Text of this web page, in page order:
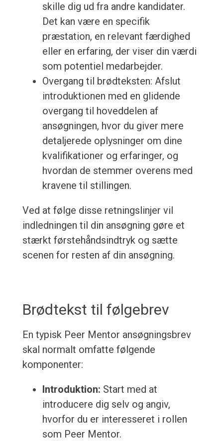
skille dig ud fra andre kandidater.
Det kan være en specifik
præstation, en relevant færdighed
eller en erfaring, der viser din værdi
som potentiel medarbejder.
Overgang til brødteksten: Afslut
introduktionen med en glidende
overgang til hoveddelen af
ansøgningen, hvor du giver mere
detaljerede oplysninger om dine
kvalifikationer og erfaringer, og
hvordan de stemmer overens med
kravene til stillingen.
Ved at følge disse retningslinjer vil
indledningen til din ansøgning gøre et
stærkt førstehåndsindtryk og sætte
scenen for resten af din ansøgning.
Brødtekst til følgebrev
En typisk Peer Mentor ansøgningsbrev
skal normalt omfatte følgende
komponenter:
Introduktion: Start med at
introducere dig selv og angiv,
hvorfor du er interesseret i rollen
som Peer Mentor.